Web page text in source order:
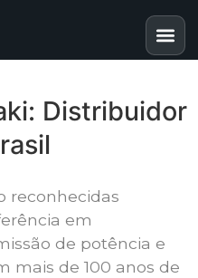
Distribuidor
reconhecidas
em
de potência e
mais de 100 anos de